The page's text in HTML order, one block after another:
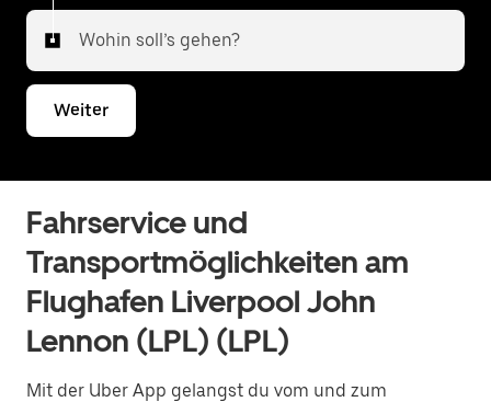
Wohin soll’s gehen?
Weiter
Fahrservice und
Transportmöglichkeiten am
Flughafen Liverpool John
Lennon (LPL) (LPL)
Mit der Uber App gelangst du vom und zum